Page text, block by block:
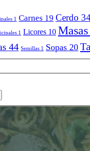
1 Carnes 19 Cerdo
1 Licores 10
44 Semillas 1 Sopas 20